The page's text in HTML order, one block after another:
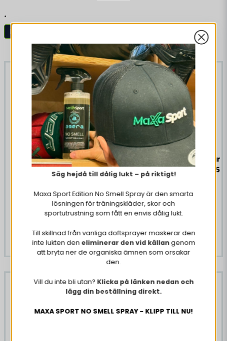
Allergiinformation:Innehåller Mjölk, Jordnötter och
Kan innehålla spår av SPANNMÅL SOM
INNEHÅLLER GLUTEN, JORDNÖTTER, NÖTTER och
SESAMFRÖ.
Innehåller sötningsmedel. Innehåller naturligt
förekommande socker.
Förvaras torrt i rumstemperatur.
Överdriven konsumtion kan ha laxerande effekt.
.
Liknande produkter
12 x Barebells Pistachio
-17%
349 kr 289 kr
KÖP NU
12 x Barebells Protein Bar
Salty Caramel Crunch 55
g
349 kr 289 kr
-17%
Säg hejdå till dålig lukt – på riktigt!
Maxa Sport Edition No Smell Spray är den smarta
lösningen för träningskläder, skor och
sportutrustning som fått en envis dålig lukt.
Till skillnad från vanliga doftsprayer maskerar den
inte lukten den eliminerar den vid källan genom
att bryta ner de organiska ämnen som orsakar
den.
Vill du inte bli utan? Klicka på länken nedan och
lägg din beställning direkt.
MAXA SPORT NO SMELL SPRAY - KLIPP TILL NU!